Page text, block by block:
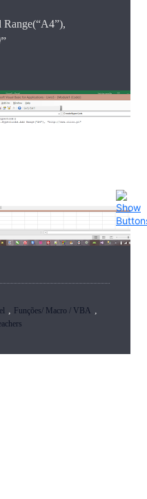
, Funções/ Macro / VBA ,